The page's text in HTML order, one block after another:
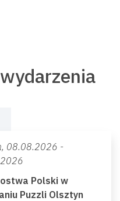
08.08.2026 -
Polski w
Puzzli Olsztyn